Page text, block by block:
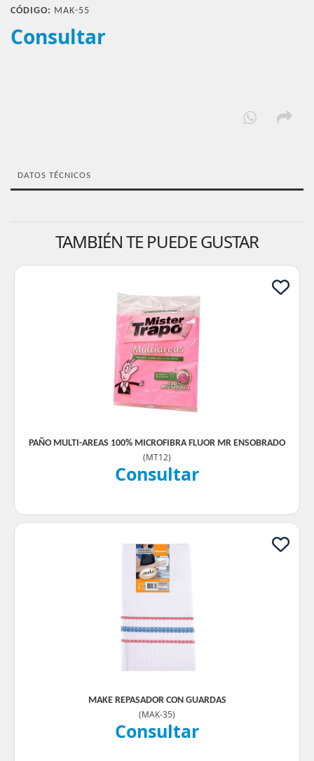
CÓDIGO: MAK-55
Consultar
DATOS TÉCNICOS
TAMBIÉN TE PUEDE GUSTAR
PAÑO MULTI-AREAS 100% MICROFIBRA FLUOR MR ENSOBRADO
(MT12)
Consultar
MAKE REPASADOR CON GUARDAS
(MAK-35)
Consultar